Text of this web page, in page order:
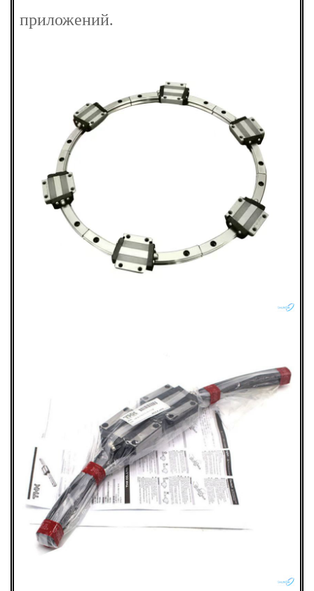
приложений.